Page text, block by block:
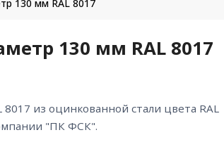
130 мм RAL 8017
130 мм RAL 8017
"ПК ФСК".